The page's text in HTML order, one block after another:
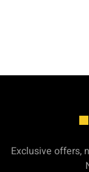
Exclusive offers,